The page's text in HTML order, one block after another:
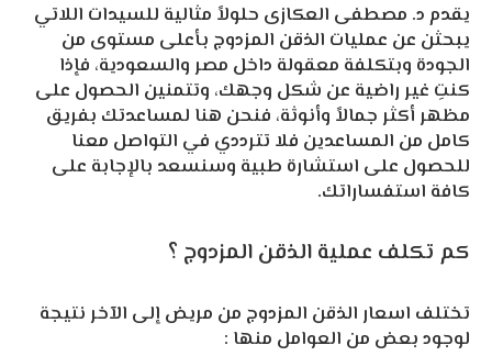
يقدم د. مصطفى العكازى حلولاً مثالية للسيدات اللاتي
يبحثن عن عمليات الذقن المزدوج بأعلى مستوى من
الجودة وبتكلفة معقولة داخل مصر والسعودية، فإذا
كنتِ غير راضية عن شكل وجهك، وتتمنين الحصول على
مظهر أكثر جمالاً وأنوثة، فنحن هنا لمساعدتك بفريق
كامل من المساعدين فلا تترددي في التواصل معنا
للحصول على استشارة طبية وسنسعد بالإجابة على
كافة استفساراتك.
كم تكلف عملية الذقن المزدوج ؟
تختلف اسعار الذقن المزدوج من مريض إلى الآخر نتيجة
لوجود بعض من العوامل منها :